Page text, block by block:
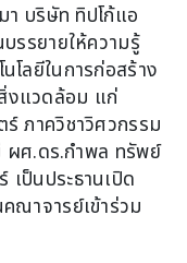
บริษัท ทิปโก้แอ
รรยายให้ความรู้
ลยีในการก่อสร้าง
งแวดล้อม แก่
ภาควิชาวิศวกรรม
ผศ.ดร.กำพล ทรัพย์
ป็นประธานเปิด
ณาจารย์เข้าร่วม